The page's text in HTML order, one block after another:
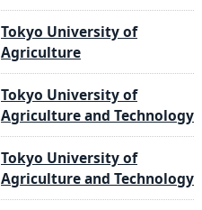
Tokyo University of
Agriculture
Tokyo University of
Agriculture and Technology
Tokyo University of
Agriculture and Technology